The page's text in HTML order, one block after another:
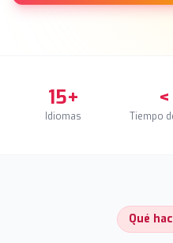
15+
Idiomas Tiempo
Qué